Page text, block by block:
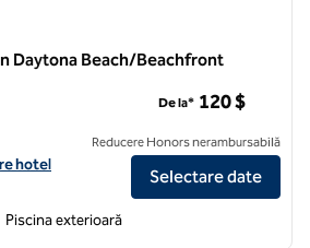
Daytona Beach/Beachfront
Hampton Inn Daytona Beach/
hotel
De la* 120 $
Reducere Honors nerambursabilă
Selectare date
Piscina exterioară